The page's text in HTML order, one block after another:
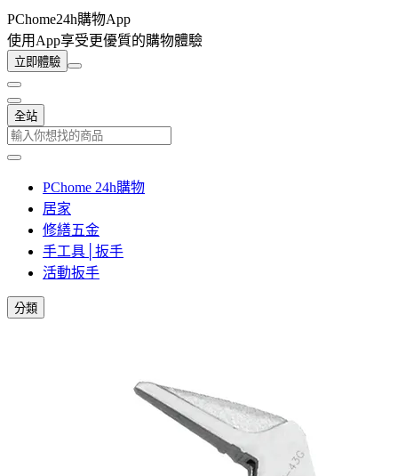
PChome24h購物App
使用App享受更優質的購物體驗
立即體驗
全站
PChome 24h購物
居家
修繕五金
手工具│扳手
活動扳手
分類